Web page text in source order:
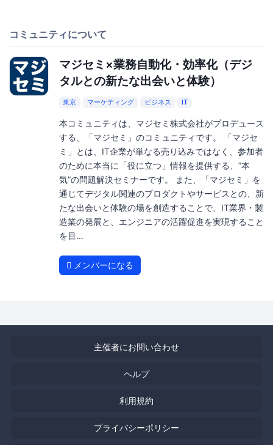
コミュニティについて
マジセミ×業務自動化・効率化（デジ
タルとの新たな出会いと体験）
東京 マーケティング ビジネス IT
本コミュニティは、マジセミ株式会社がプロデュース
する、「マジセミ」のコミュニティです。 「マジセ
ミ」とは、IT企業が単なる売り込みではなく、参加者
のために本当に「役に立つ」情報を提供する、”本
気”の問題解決セミナーです。 また、「マジセミ」を
通じてデジタル関連のプロダクトやサービスとの、新
たな出会いと体験の場を創造することで、IT業界・製
造業の発展と、エンジニアの活躍促進を実現すること
を目...
メンバーになる
主催者にお問い合わせ
ヘルプ
利用規約
プライバシーポリシー